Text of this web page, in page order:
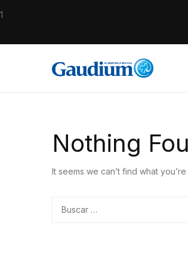
1
Nothing
It seems we can’t find what